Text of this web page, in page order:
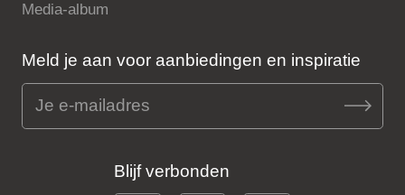
Media-album
Meld je aan voor aanbiedingen en inspiratie
Blijf verbonden